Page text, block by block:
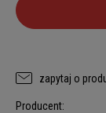
zapytaj o
Producent: